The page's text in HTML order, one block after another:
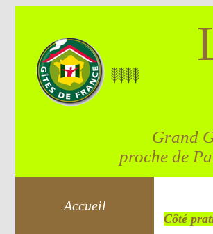
Grand
proche de
Accueil
Côté